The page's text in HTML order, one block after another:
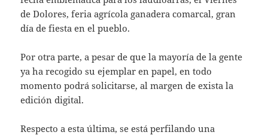
de Dolores, feria agrícola ganadera comarcal, gran
día de fiesta en el pueblo.
Por otra parte, a pesar de que la mayoría de la gente
ya ha recogido su ejemplar en papel, en todo
momento podrá solicitarse, al margen de exista la
edición digital.
Respecto a esta última, se está perfilando una